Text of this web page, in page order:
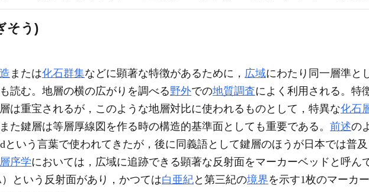
そう)
または化石群集などに顕著な特徴があるために， 広域にわたり同一層準と
読む。地層の横の広がりを調べる野外での地質調査によく利用される。特
は重宝されるが，このような地層対比に使われるものとして，特異な化石
た鍵層は等層厚線図を作る時の構造的基準面としても重要である。 前述の
という言葉で使われてきたが，後に同義語として鍵層のほうが日本では普
序学においては，広域に追跡できる顕著な反射面をマーカーベッドと呼ん
）という反射面があり，かつては白亜紀と第三紀の境界を示す1枚のマーカ